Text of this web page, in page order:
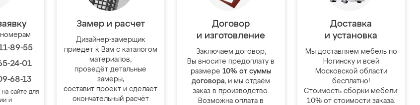
номерам
89-55
24-01
68-13
на сайте для
и
Замер и расчет
Дизайнер-замерщик
приедет к Вам с каталогом
материалов,
проведёт детальные
замеры,
составит проект и сделает
окончательный расчёт
Договор
и изготовление
Заключаем договор,
Вы вносите предоплату в
размере 10% от суммы
договора, и мы отдаём
заказ в производство.
Возможна оплата в
Доставка
и установка
Мы доставляем мебель по
Ногинску и всей
Московской области
бесплатно!
Стоимость сборки мебели:
10% от стоимости заказа.